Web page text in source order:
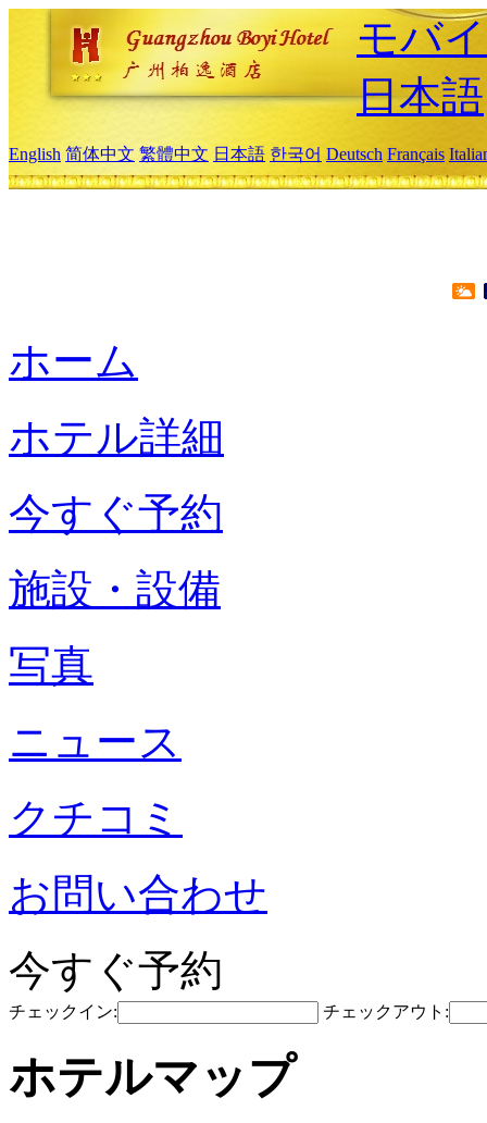
モバ
日本語
English 简体中文 繁體中文 日本語 한국어 Deutsch Français
ホーム
ホテル詳細
今すぐ予約
施設・設備
写真
ニュース
クチコミ
お問い合わせ
今すぐ予約
チェックイン: チェックアウト:
ホテルマップ